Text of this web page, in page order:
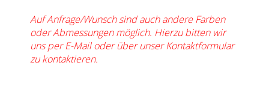
Auf Anfrage/Wunsch sind auch andere Farben
oder Abmessungen möglich. Hierzu bitten wir
uns per E-Mail oder über unser Kontaktformular
zu kontaktieren.